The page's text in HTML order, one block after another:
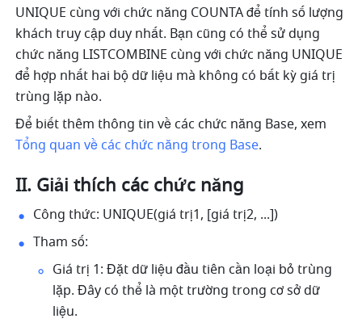
UNIQUE cùng với chức năng COUNTA để tính số lượng
khách truy cập duy nhất. Bạn cũng có thể sử dụng
chức năng LISTCOMBINE cùng với chức năng UNIQUE
để hợp nhất hai bộ dữ liệu mà không có bất kỳ giá trị
trùng lặp nào.
Tổng quan về các chức năng trong Base.
II. Giải thích các chức năng
Công thức: UNIQUE(giá trị1, [giá trị2, ...])
Tham số:
Giá trị 1: Đặt dữ liệu đầu tiên cần loại bỏ trùng
lặp. Đây có thể là một trường trong cơ sở dữ
liệu.